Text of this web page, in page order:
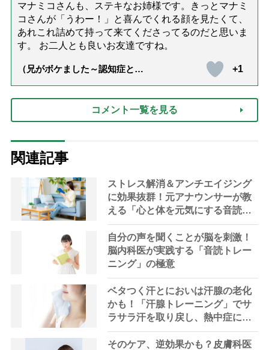
マナミコさんも、ステキなお姉様です。きっとマナミ
コさんが「うわー！」と喜んでくれる顔を見たくて、
あれこれ詰めて持って来てくださってるのだと思いま
す。 お二人とも良いお友達ですね。
（兄がボケました～認知症と介
達』が届きました」）
+1
コメント一覧を見る
関連記事
ストレス解消＆アンチエイジング
に効果抜群！元アナウンサーが教
える「心と体を元気にする音読の
習慣」
自分の声を聞くことが脳を刺激！
脳内科医が実践する「音読トレー
ニング」の極意
ベタつく汗とにおいは汗腺の老化
かも！「汗腺トレーニング」でサ
ラサラ汗を取り戻し、熱中症に負
けない体へ
そのケア、逆効果かも？皮膚科医